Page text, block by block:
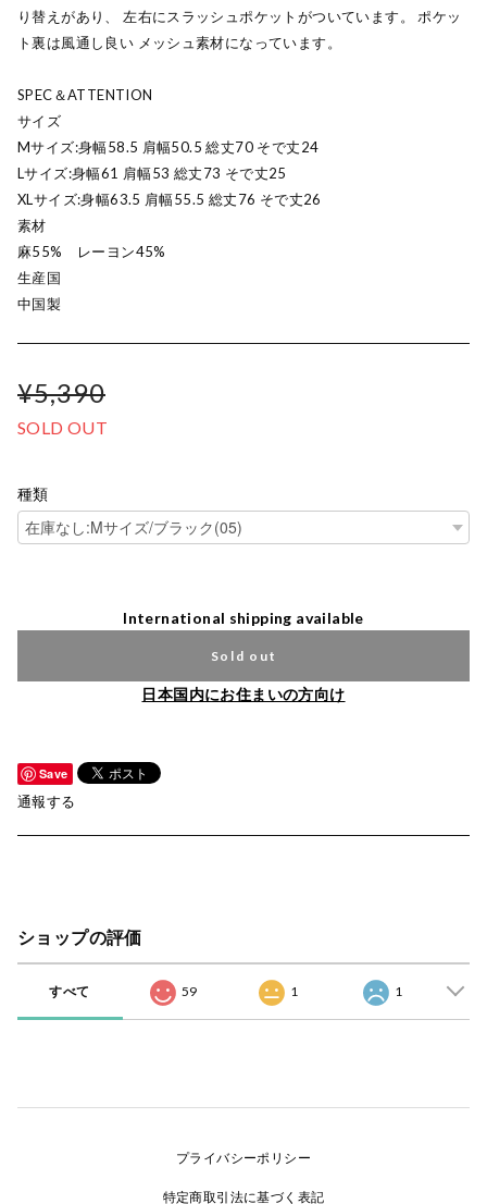
り替えがあり、 左右にスラッシュポケットがついています。 ポケッ
ト裏は風通し良い メッシュ素材になっています。
SPEC＆ATTENTION
サイズ
Mサイズ:身幅58.5 肩幅50.5 総丈70 そで丈24
Lサイズ:身幅61 肩幅53 総丈73 そで丈25
XLサイズ:身幅63.5 肩幅55.5 総丈76 そで丈26
素材
麻55% レーヨン45%
生産国
中国製
¥5,390
SOLD OUT
種類
International shipping available
Sold out
日本国内にお住まいの方向け
Save
通報する
ショップの評価
すべて 59 1 1
プライバシーポリシー
特定商取引法に基づく表記